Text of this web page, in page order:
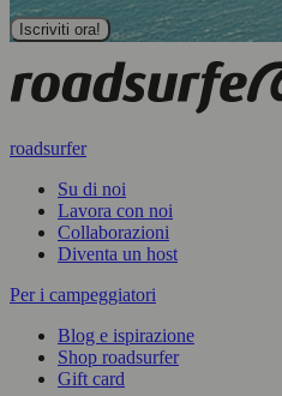
roadsurfer
Su di noi
Lavora con noi
Collaborazioni
Diventa un host
Per i campeggiatori
Blog e ispirazione
Shop roadsurfer
Gift card